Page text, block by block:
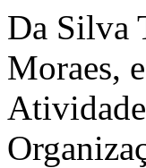
Da Silva
Moraes,